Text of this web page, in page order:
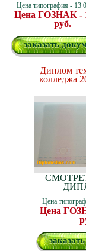
Цена типография - 13
Цена ГОЗНАК -
руб.
заказать
Диплом
колледжа
Цена
Цена